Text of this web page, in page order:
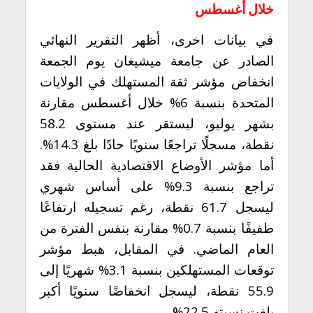
خلال أغسطس
في بيانات اخرى، أظهر التقرير النهائي
الصادر عن جامعة ميشيغان يوم الجمعة
انخفاض مؤشر ثقة المستهلك في الولايات
المتحدة بنسبة 6% خلال أغسطس مقارنة
بشهر يوليو، ليستقر عند مستوى 58.2
نقطة، مسجلًا تراجعًا سنويًا حادًا بلغ 14.3%.
أما مؤشر الأوضاع الاقتصادية الحالية فقد
تراجع بنسبة 9.3% على أساس شهري
ليسجل 61.7 نقطة، رغم تسجيله ارتفاعًا
طفيفًا بنسبة 0.7% مقارنة بنفس الفترة من
العام الماضي. في المقابل، هبط مؤشر
توقعات المستهلكين بنسبة 3.1% شهريًا إلى
55.9 نقطة، ليسجل انخفاضًا سنويًا أكبر